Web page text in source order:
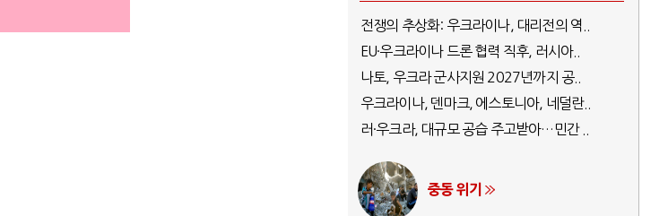
전쟁의 추상화: 우크라이나, 대리전의 역..
EU·우크라이나 드론 협력 직후, 러시아..
나토, 우크라 군사지원 2027년까지 공..
우크라이나, 덴마크, 에스토니아, 네덜란..
러·우크라, 대규모 공습 주고받아…민간 ..
중동 위기